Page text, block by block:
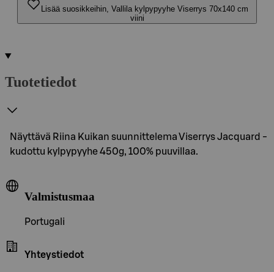
Lisää suosikkeihin, Vallila kylpypyyhe Viserrys 70x140 cm
viini
Tuotetiedot
Näyttävä Riina Kuikan suunnittelema Viserrys Jacquard -
kudottu kylpypyyhe 450g, 100% puuvillaa.
Valmistusmaa
Portugali
Yhteystiedot